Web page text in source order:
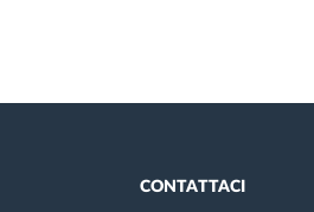
CONTATTACI